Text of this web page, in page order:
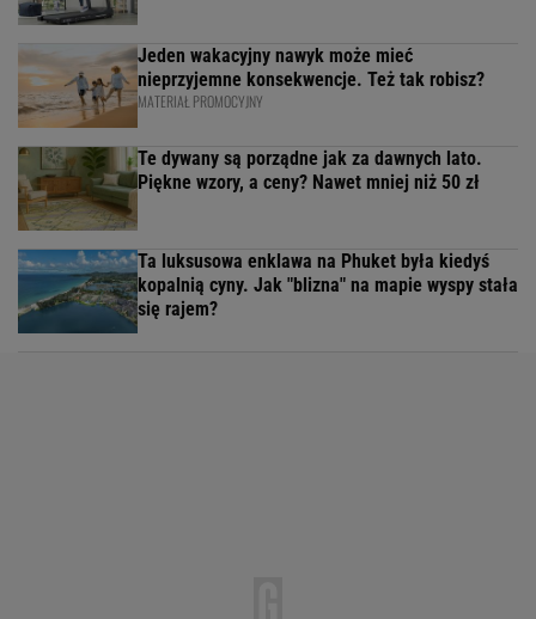
Jeden wakacyjny nawyk może mieć
nieprzyjemne konsekwencje. Też tak robisz?
MATERIAŁ PROMOCYJNY
Te dywany są porządne jak za dawnych lato.
Piękne wzory, a ceny? Nawet mniej niż 50 zł
Ta luksusowa enklawa na Phuket była kiedyś
kopalnią cyny. Jak "blizna" na mapie wyspy stała
się rajem?